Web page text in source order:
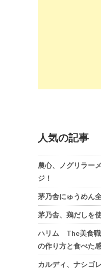
人気の記事
農心、ノグリラー
ジ！
茅乃舎にゅうめん
茅乃舎、鶏だしを
ハリム The美食職
の作り方と食べた
カルディ、ナシゴ